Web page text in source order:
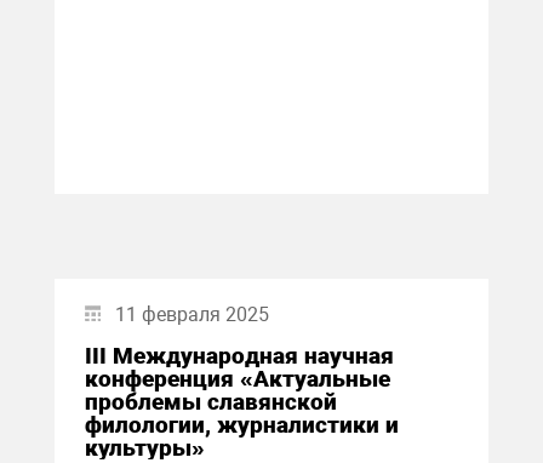
11 февраля 2025
III Международная научная
конференция «Актуальные
проблемы славянской
филологии, журналистики и
культуры»